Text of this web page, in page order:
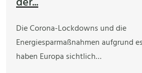
Die Corona-Lockdowns und die
Energiesparmaßnahmen aufgrund
haben Europa sichtlich…